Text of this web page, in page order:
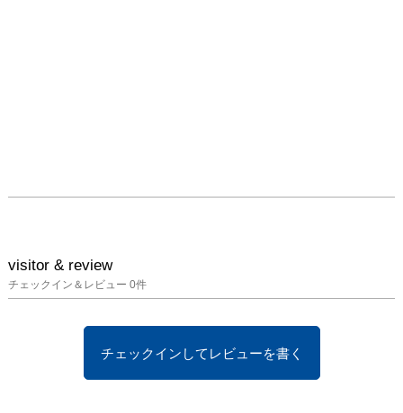
visitor & review
チェックイン＆レビュー 0件
チェックインしてレビューを書く